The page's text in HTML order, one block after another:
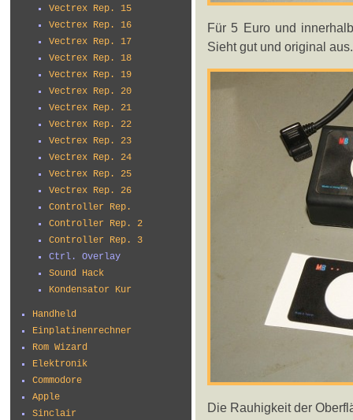
Vectrex Rep. 15
Vectrex Rep. 16
Vectrex Rep. 17
Vectrex Rep. 18
Vectrex Rep. 19
Vectrex Rep. 20
Vectrex Rep. 21
Vectrex Rep. 22
Vectrex Rep. 23
Vectrex Rep. 24
Vectrex Rep. 25
Vectrex Rep. 26
Controller Rep.
Controller Rep. 2
Controller Rep. 3
Ctrl. Overlay
Sound Hack
Kondensator Kur
Handheld
Einplatinenrechner
Rom Wizard
Elektronik
Commodore
Apple
Sinclair
Für 5 Euro und
Sieht gut und original aus.
Die Rauhigkeit der